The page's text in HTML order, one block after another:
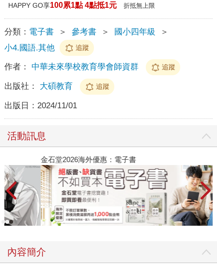
HAPPY GO享100累1點 4點抵1元 折抵無上限
分類： 電子書 ＞ 參考書 ＞ 國小四年級
＞
小4.國語.其他
追蹤
作者： 中華未來學校教育學會師資群 追蹤
出版社： 大碩教育 追蹤
出版日： 2024/11/01
活動訊息
金石堂2026海外優惠：電子書
內容簡介